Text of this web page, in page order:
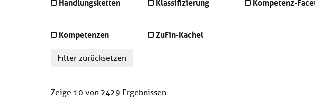
Kompetenzen
ZuFin-Kachel
Filter zurücksetzen
Zeige 10 von 2429 Ergebnissen